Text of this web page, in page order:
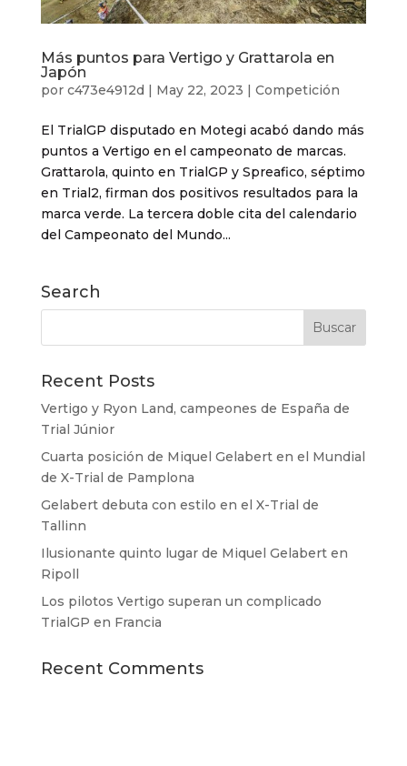
Más puntos para Vertigo y Grattarola en
Japón
por c473e4912d | May 22, 2023 | Competición
El TrialGP disputado en Motegi acabó dando más
puntos a Vertigo en el campeonato de marcas.
Grattarola, quinto en TrialGP y Spreafico, séptimo
en Trial2, firman dos positivos resultados para la
marca verde. La tercera doble cita del calendario
del Campeonato del Mundo...
Search
Recent Posts
Vertigo y Ryon Land, campeones de España de
Trial Júnior
Cuarta posición de Miquel Gelabert en el Mundial
de X-Trial de Pamplona
Gelabert debuta con estilo en el X-Trial de
Tallinn
Ilusionante quinto lugar de Miquel Gelabert en
Ripoll
Los pilotos Vertigo superan un complicado
TrialGP en Francia
Recent Comments